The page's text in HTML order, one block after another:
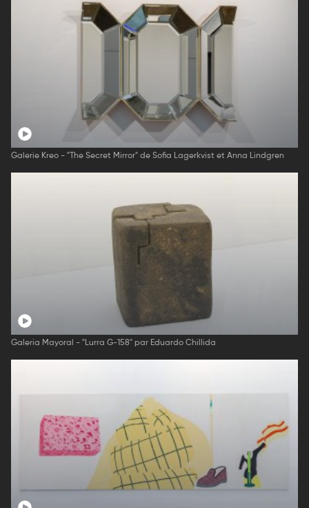
Galerie Kreo - "The Secret Mirror" de Sofia Lagerkvist et Anna Lindgren
Galeria Mayoral - "Lurra G-158" par Eduardo Chillida